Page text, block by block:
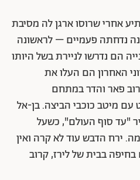
אחרי שרוסו ארגן לה מסיבת
נדחתה פעמיים – לראשונה
הם נדרשו לניירת בשל היותו
האחרון הם העלו את
פאר והדר במתחם
עם מיטב כוכבי הביצה. בן-אל
"עד סוף העולם", כשעל
ירח הדבש עוד לא קרה ואין
בחיפה בבית של לירז, קרוב